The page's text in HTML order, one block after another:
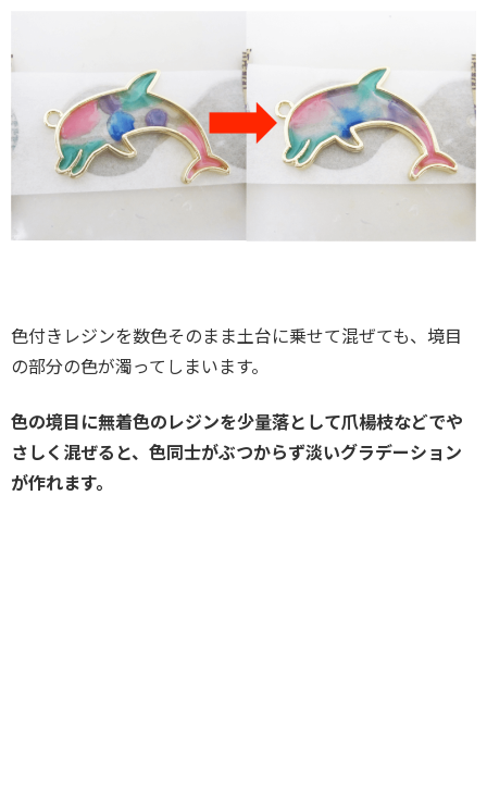
色付きレジンを数色そのまま土台に乗せて混ぜても、境目
の部分の色が濁ってしまいます。
色の境目に無着色のレジンを少量落として爪楊枝などでや
さしく混ぜると、色同士がぶつからず淡いグラデーション
が作れます。